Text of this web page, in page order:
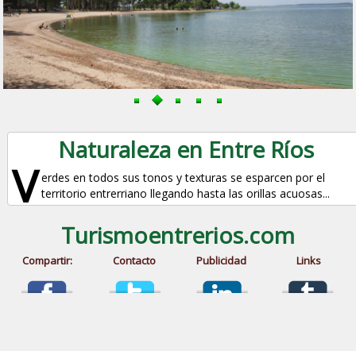
Naturaleza en Entre Ríos
V erdes en todos sus tonos y texturas se esparcen por el
territorio entrerriano llegando hasta las orillas acuosas...
Turismoentrerios.com
Compartir: Contacto Publicidad Links